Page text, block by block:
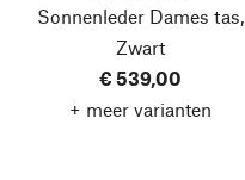
Sonnenleder Dames tas,
Zwart
€ 539,00
+ meer varianten